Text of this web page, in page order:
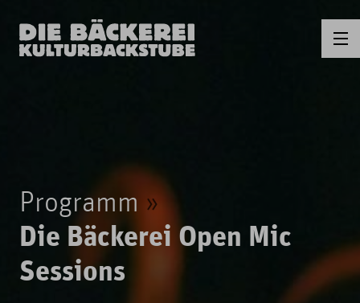
Programm
Die Bäckerei Open Mic
Sessions